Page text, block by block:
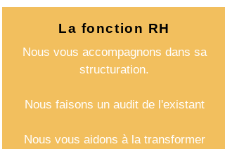
La fonction RH
Nous vous accompagnons dans sa
structuration.
Nous faisons un audit de l'existant
Nous vous aidons à la transformer